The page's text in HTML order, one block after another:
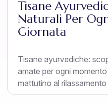
Tisane
Naturali Per
Giornata
Tisane ayurvediche:
amate per ogni
mattutino al rilassamento